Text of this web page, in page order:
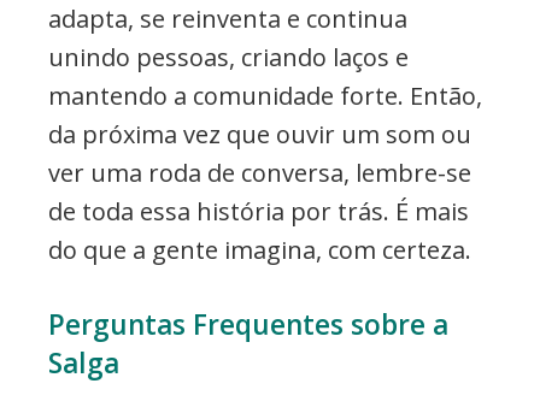
adapta, se reinventa e continua
unindo pessoas, criando laços e
mantendo a comunidade forte. Então,
da próxima vez que ouvir um som ou
ver uma roda de conversa, lembre-se
de toda essa história por trás. É mais
do que a gente imagina, com certeza.
Perguntas Frequentes sobre a
Salga